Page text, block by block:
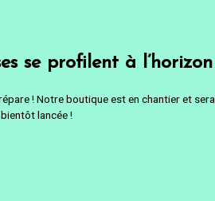
se profilent à l’horizon
! Notre boutique est en chantier et sera
bientôt lancée !